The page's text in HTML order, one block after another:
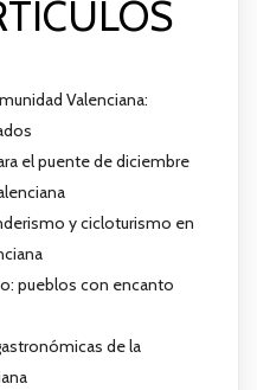
Valenciana:
el puente de diciembre
y cicloturismo en
pueblos con encanto
de la